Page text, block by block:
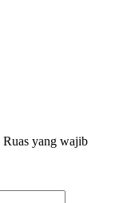
Ruas yang wajib